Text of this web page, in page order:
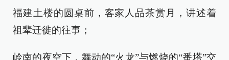
福建土楼的圆桌前，客家人品茶赏月，讲述着
祖辈迁徙的往事；
岭南的夜空下，舞动的“火龙”与燃烧的“番塔”交